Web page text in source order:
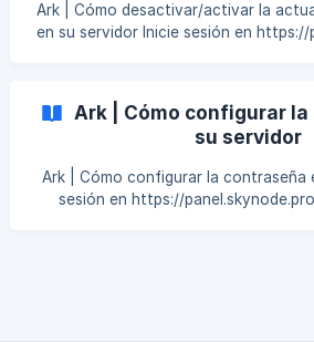
Ark | Cómo desactivar/activar la
en su servidor Inicie sesión en
Habilitar Falso = Desactivar
Ark | Cómo configurar
su servidor
Ark | Cómo configurar la contraseña
sesión en https://